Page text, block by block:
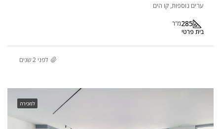
ערים נוספות, קו הים
285מ"ר
בית פרטי
לפני 2 שנים
למכירה